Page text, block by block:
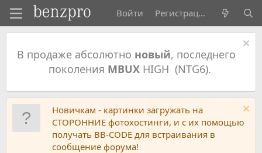
Войти Регистрация
В продаже абсолютно новый, последнего
поколения MBUXHIGH (NTG6).
Новичкам - картинки загружать на
СТОРОННИЕ фотохостинги, и с их помощью
получать BB-CODE для встраивания в
сообщение форума!